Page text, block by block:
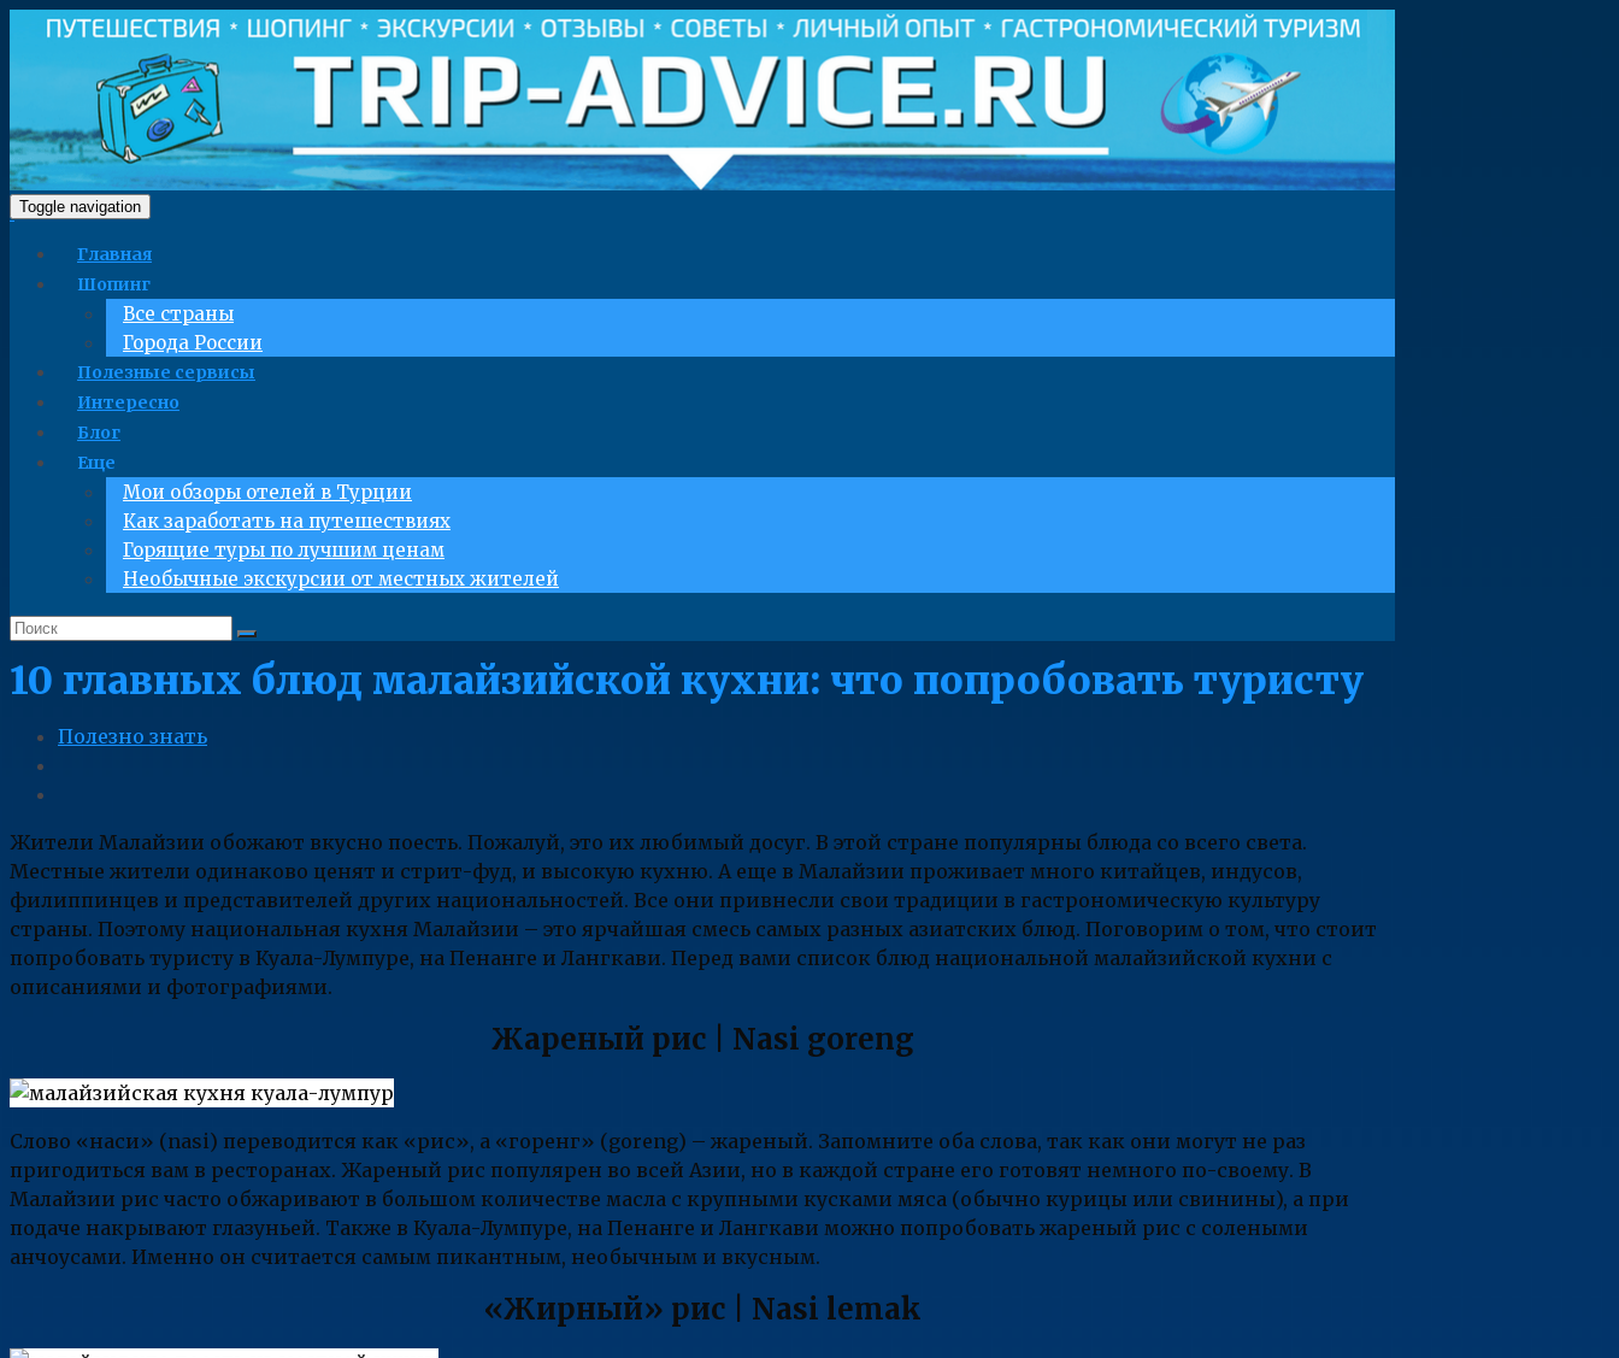
Toggle navigation
Главная
Шопинг
Все страны
Города России
Полезные сервисы
Интересно
Блог
Еще
Мои обзоры отелей в Турции
Как заработать на путешествиях
Горящие туры по лучшим ценам
Необычные экскурсии от местных жителей
10 главных блюд малайзийской кухни: что попробовать туристу
Полезно знать
Жители Малайзии обожают вкусно поесть. Пожалуй, это их любимый досуг. В этой стране популярны блюда со всего света.
Местные жители одинаково ценят и стрит-фуд, и высокую кухню. А еще в Малайзии проживает много китайцев, индусов,
филиппинцев и представителей других национальностей. Все они привнесли свои традиции в гастрономическую культуру
страны. Поэтому национальная кухня Малайзии – это ярчайшая смесь самых разных азиатских блюд. Поговорим о том, что стоит
попробовать туристу в Куала-Лумпуре, на Пенанге и Лангкави. Перед вами список блюд национальной малайзийской кухни с
описаниями и фотографиями.
Жареный рис | Nasi goreng
Слово «наси» (nasi) переводится как «рис», а «горенг» (goreng) – жареный. Запомните оба слова, так как они могут не раз
пригодиться вам в ресторанах. Жареный рис популярен во всей Азии, но в каждой стране его готовят немного по-своему. В
Малайзии рис часто обжаривают в большом количестве масла с крупными кусками мяса (обычно курицы или свинины), а при
подаче накрывают глазуньей. Также в Куала-Лумпуре, на Пенанге и Лангкави можно попробовать жареный рис с солеными
анчоусами. Именно он считается самым пикантным, необычным и вкусным.
«Жирный» рис | Nasi lemak